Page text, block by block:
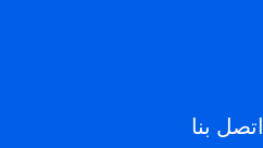
اتصل بنا